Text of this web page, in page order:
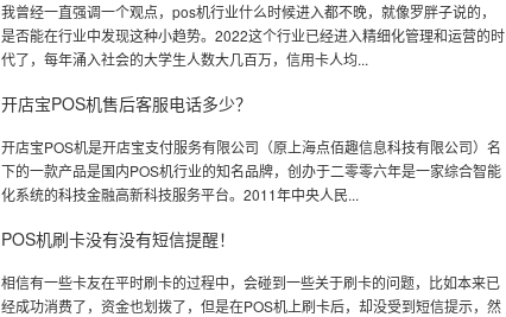
我曾经一直强调一个观点，pos机行业什么时候进入都不晚，就像罗胖子说的，
是否能在行业中发现这种小趋势。2022这个行业已经进入精细化管理和运营的时
代了，每年涌入社会的大学生人数大几百万，信用卡人均...
开店宝POS机售后客服电话多少？
开店宝POS机是开店宝支付服务有限公司（原上海点佰趣信息科技有限公司）名
下的一款产品是国内POS机行业的知名品牌，创办于二零零六年是一家综合智能
化系统的科技金融高新科技服务平台。2011年中央人民...
POS机刷卡没有没有短信提醒！
相信有一些卡友在平时刷卡的过程中，会碰到一些关于刷卡的问题，比如本来已
经成功消费了，资金也划拨了，但是在POS机上刷卡后，却没受到短信提示，然